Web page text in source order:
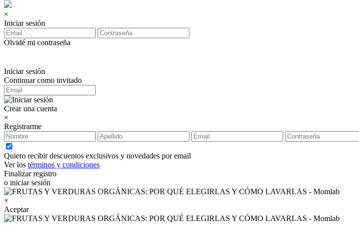
×
Iniciar sesión
Olvidé mi contraseña
Iniciar sesión
Continuar como invitado
Crear una cuenta
×
Registrarme
Quiero recibir descuentos exclusivos y novedades por email
Ver los términos y condiciones
Finalizar registro
o iniciar sesión
×
Aceptar